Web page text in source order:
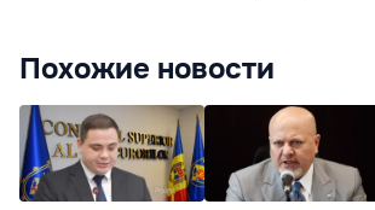
Похожие новости